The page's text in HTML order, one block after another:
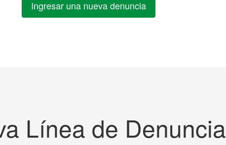
Ingresar una nueva denuncia
Línea de Denuncia